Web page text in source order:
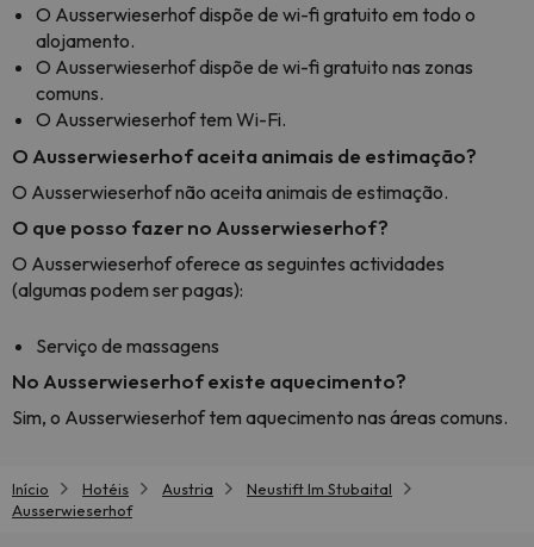
O Ausserwieserhof dispõe de wi-fi gratuito em todo o
alojamento.
O Ausserwieserhof dispõe de wi-fi gratuito nas zonas
comuns.
O Ausserwieserhof tem Wi-Fi.
O Ausserwieserhof aceita animais de estimação?
O Ausserwieserhof não aceita animais de estimação.
O que posso fazer no Ausserwieserhof?
O Ausserwieserhof oferece as seguintes actividades
(algumas podem ser pagas):
Serviço de massagens
No Ausserwieserhof existe aquecimento?
Sim, o Ausserwieserhof tem aquecimento nas áreas comuns.
Início Hotéis Austria
Neustift Im Stubaital
Ausserwieserhof